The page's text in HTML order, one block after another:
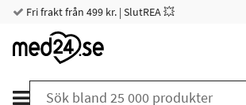
Fri frakt från 499 kr. | SlutREA 💥